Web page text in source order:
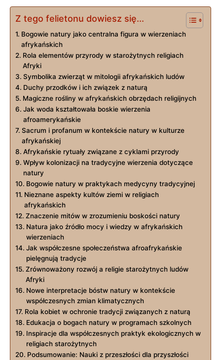
Z tego felietonu dowiesz się...
Bogowie natury jako centralna figura w wierzeniach
afrykańskich
Rola elementów przyrody w starożytnych religiach
Afryki
Symbolika zwierząt w mitologii afrykańskich ludów
Duchy przodków i ich związek z naturą
Magiczne rośliny w afrykańskich obrzędach religijnych
Jak woda kształtowała boskie wierzenia
afroamerykańskie
Sacrum i profanum w kontekście natury w kulturze
afrykańskiej
Afrykańskie rytuały związane z cyklami przyrody
Wpływ kolonizacji na tradycyjne wierzenia dotyczące
natury
Bogowie natury w praktykach medycyny tradycyjnej
Nieznane aspekty kultów ziemi w religiach
afrykańskich
Znaczenie mitów w zrozumieniu boskości natury
Natura jako źródło mocy i wiedzy w afrykańskich
wierzeniach
Jak współczesne społeczeństwa afroafrykańskie
pielęgnują tradycje
Zrównoważony rozwój a religie starożytnych ludów
Afryki
Nowe interpretacje bóstw natury w kontekście
współczesnych zmian klimatycznych
Rola kobiet w ochronie tradycji związanych z naturą
Edukacja o bogach natury w programach szkolnych
Inspiracje dla współczesnych praktyk ekologicznych w
religiach starożytnych
Podsumowanie: Nauki z przeszłości dla przyszłości